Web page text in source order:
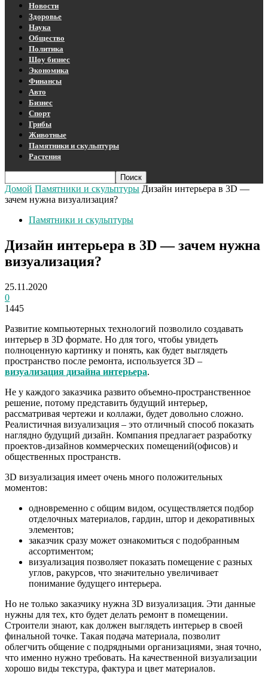
Новости
Здоровье
Наука
Общество
Политика
Шоу бизнес
Экономика
Финансы
Авто
Бизнес
Спорт
Грибы
Животные
Памятники и скульптуры
Растения
Домой Памятники и скульптуры Дизайн интерьера в 3D —
зачем нужна визуализация?
Памятники и скульптуры
Дизайн интерьера в 3D — зачем нужна
визуализация?
25.11.2020
0
1445
Развитие компьютерных технологий позволило создавать
интерьер в 3D формате. Но для того, чтобы увидеть
полноценную картинку и понять, как будет выглядеть
пространство после ремонта, используется 3D –
визуализация дизайна интерьера.
Не у каждого заказчика развито объемно-пространственное
решение, потому представить будущий интерьер,
рассматривая чертежи и коллажи, будет довольно сложно.
Реалистичная визуализация – это отличный способ показать
наглядно будущий дизайн. Компания предлагает разработку
проектов-дизайнов коммерческих помещений(офисов) и
общественных пространств.
3D визуализация имеет очень много положительных
моментов:
одновременно с общим видом, осуществляется подбор
отделочных материалов, гардин, штор и декоративных
элементов;
заказчик сразу может ознакомиться с подобранным
ассортиментом;
визуализация позволяет показать помещение с разных
углов, ракурсов, что значительно увеличивает
понимание будущего интерьера.
Но не только заказчику нужна 3D визуализация. Эти данные
нужны для тех, кто будет делать ремонт в помещении.
Строители знают, как должен выглядеть интерьер в своей
финальной точке. Такая подача материала, позволит
облегчить общение с подрядными организациями, зная точно,
что именно нужно требовать. На качественной визуализации
хорошо виды текстура, фактура и цвет материалов.